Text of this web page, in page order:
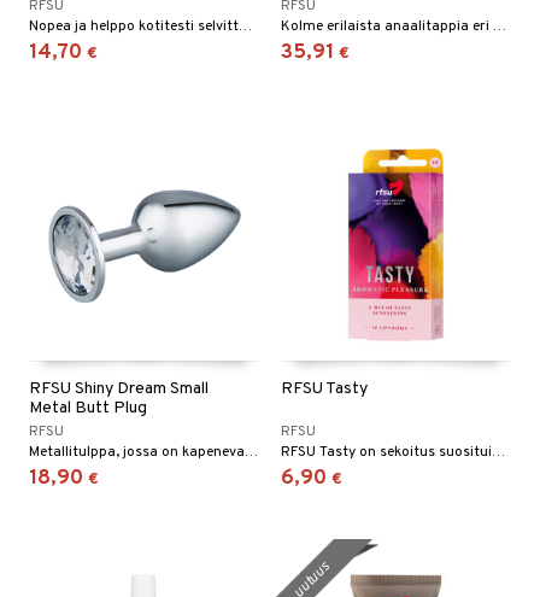
RFSU
Nopea ja helppo kotitesti selvittääksesi, milloin sinulla on ovulaatio ja suurin mahdollisuus tulla raskaaksi.
14,70 €
RFSU
Kolme erilaista anaalitappia eri muodoissa ja painoissa
35,91 €
RFSU Shiny Dream Small
Metal Butt Plug
RFSU
Metallitulppa, jossa on kapeneva kärki.
18,90 €
RFSU Tasty
RFSU
RFSU Tasty on sekoitus suosituimmista kondomeista, joissa on tuoksu ja maku.
6,90 €
uutuus